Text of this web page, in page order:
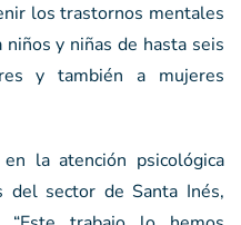
los trastornos mentales
y niñas de hasta seis
y también a mujeres
la atención psicológica
del sector de Santa Inés,